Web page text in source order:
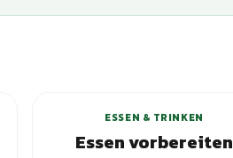
ESSEN & TRINKEN
Essen vorbereiten